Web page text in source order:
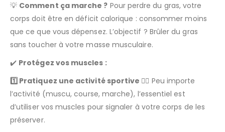
💡 Comment ça marche ? Pour perdre du gras, votre
corps doit être en déficit calorique : consommer moins
que ce que vous dépensez. L’objectif ? Brûler du gras
sans toucher à votre masse musculaire.
✔️ Protégez vos muscles :
1️⃣ Pratiquez une activité sportive 🏋️‍♀️ Peu importe
l’activité (muscu, course, marche), l’essentiel est
d’utiliser vos muscles pour signaler à votre corps de les
préserver.